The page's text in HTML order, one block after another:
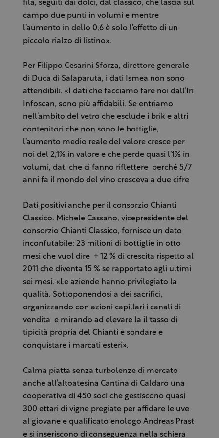
fila, seguiti dai dolci, dal classico, che lascia sul
campo due punti in volumi e mentre
l’aumento in dello 0,6 è solo l’effetto di un
piccolo rialzo di listino».
Per Filippo Cesarini Sforza, direttore generale
di Duca di Salaparuta, i dati Ismea non sono
attendibili. «I dati che facciamo fare noi dall’Iri
Infoscan, sono più affidabili. Se entriamo
nell’ambito del vetro che esclude i brik e altri
contenitori che non sono le bottiglie,
l’aumento medio reale del valore cresce per
noi del 2,1% in valore e che perde quasi l’1% in
volumi, dati che ci fanno riflettere perché 5/7
anni fa il mondo del vino cresceva a due cifre
Dati positivi anche per il consorzio Chianti
Classico. Michele Cassano, vicepresidente del
consorzio Chianti Classico, fornisce un dato
inconfutabile: 23 milioni di bottiglie in otto
mesi che vuol dire + 12 % di crescita rispetto al
2011 che diventa 15 % se rapportato agli ultimi
sei mesi. «Le aziende hanno privilegiato la
qualità. Sottoponendosi a dei sacrifici,
organizzando con azioni capillari i canali di
vendita e mirando ad elevare la il tasso di
tipicità propria del Chianti e sondare e
conquistare i marcati esteri».
Calma piatta senza turbolenze di mercato
anche all’altoatesina Cantina di Caldaro una
cooperativa di 450 soci che gestiscono quasi
300 ettari di vigne pregiate per affidare le uve
al giovane e qualificato enologo Andreas Prast
e si inseriscono di conseguenza nella schiera